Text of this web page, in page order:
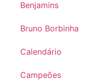
Benjamins
Bruno Borbinha
Calendário
Campeões